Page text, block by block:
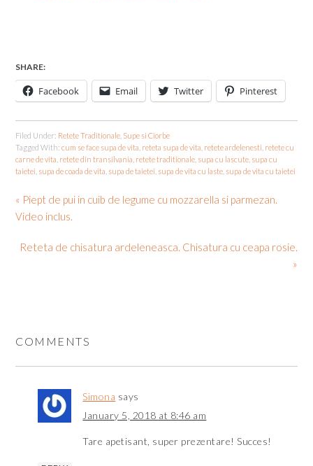
SHARE:
Facebook Email Twitter Pinterest
Filed Under: Retete Traditionale Supe si Ciorbe
Tagged With:cum se face supa de vita reteta supa de vita retete ardelenesti retete cu
carne de vita retete din transilvania retete traditionale supa cu lascute supa cu
taietei supa de coada de vita supa de taietei supa de vita cu laste supa de vita cu taietei
« Piept de pui in cuib de legume cu mozzarella si parmezan.
Video inclus.
Reteta de chisatura ardeleneasca. Chisatura cu ceapa rosie.
»
COMMENTS
Simona says
January 5, 2018 at 8:46 am
Tare apetisant, super prezentare! Succes!